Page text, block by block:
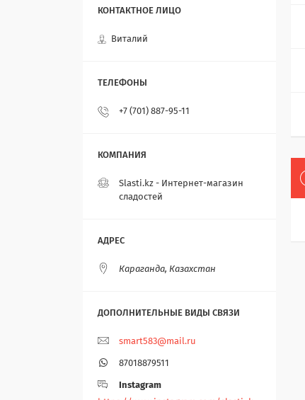
Виталий
+7 (701) 887-95-11
Slasti.kz - Интернет-магазин
сладостей
Караганда, Казахстан
smart583@mail.ru
87018879511
Instagram